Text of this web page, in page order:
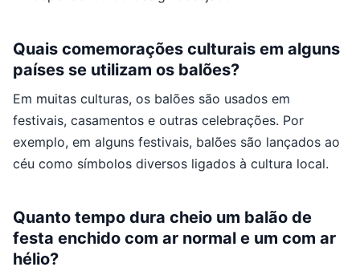
Quais comemorações culturais em alguns
países se utilizam os balões?
Em muitas culturas, os balões são usados em
festivais, casamentos e outras celebrações. Por
exemplo, em alguns festivais, balões são lançados ao
céu como símbolos diversos ligados à cultura local.
Quanto tempo dura cheio um balão de
festa enchido com ar normal e um com ar
hélio?